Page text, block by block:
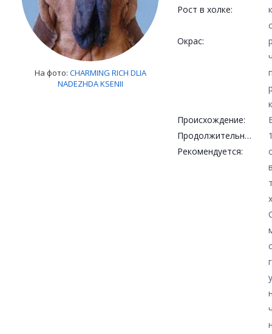
На фото: CHARMING RICH DLIA
NADEZHDA KSENII
Рост в холке:
Окрас:
Происхождение:
Продолжительность жизни:
Рекомендуется: